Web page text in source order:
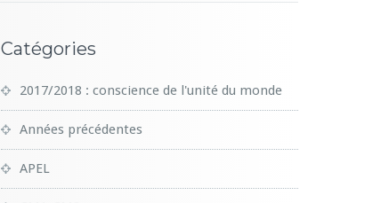
Catégories
2017/2018 : conscience de l'unité du monde
Années précédentes
APEL